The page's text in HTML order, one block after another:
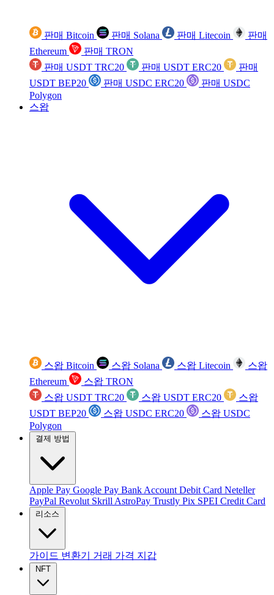
판매 Bitcoin 판매 Solana 판매 Litecoin
판매
Ethereum
판매 TRON
판매 USDT TRC20
판매 USDT ERC20
판매
USDT BEP20
판매 USDC ERC20
판매 USDC
Polygon
스왑
스왑 Bitcoin 스왑 Solana 스왑 Litecoin
스왑
Ethereum
스왑 TRON
스왑 USDT TRC20
스왑 USDT ERC20
스왑
USDT BEP20
스왑 USDC ERC20
스왑 USDC
Polygon
결제 방법
Apple Pay Google Pay Bank Account Debit Card Neteller
PayPal Revolut Skrill AstroPay Trustly Pix SPEI Credit Card
리소스
가이드 변환기 거래 가격 지갑
NFT